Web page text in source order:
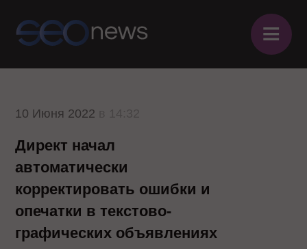
≡
10 Июня 2022
Директ начал
автоматически
корректировать ошибки и
опечатки в текстово-
графических объявлениях